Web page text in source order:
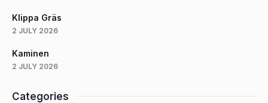
Klippa Gräs
2 JULY 2026
Kaminen
2 JULY 2026
Categories